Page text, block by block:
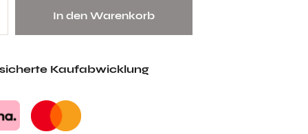
In den Warenkorb
Kaufabwicklung